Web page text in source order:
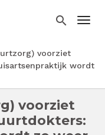
search
voorziet
wordt
voorziet